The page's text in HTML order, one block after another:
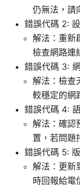
仍無法，請
錯誤代碼 2:
解法：重新
檢查網路連
錯誤代碼 3:
解法：檢查
較穩定的網
錯誤代碼 4:
解法：確認
置，若問題
錯誤代碼 5:
解法：更新
時回報給電